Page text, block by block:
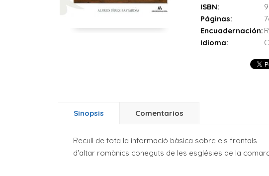
ISBN:
Páginas:
Encuadernación:
Idioma:
Sinopsis Comentarios
Recull de tota la informació bàsica sobre els frontals
d'altar romànics coneguts de les esglésies de la